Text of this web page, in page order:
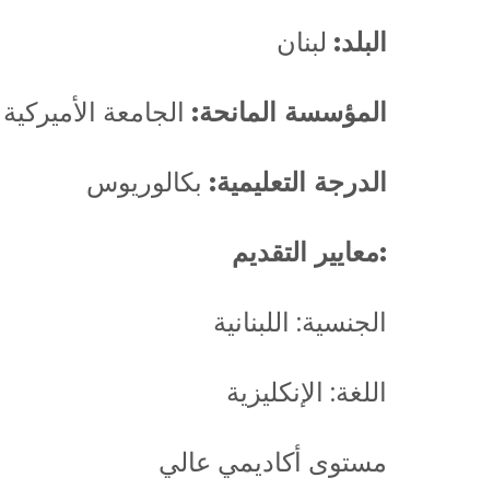
البلد: لبنان
المؤسسة المانحة: الجامعة
الدرجة التعليمية: بكالوريوس
:معايير التقديم
الجنسية: اللبنانية
اللغة: الإنكليزية
مستوى أكاديمي عالي